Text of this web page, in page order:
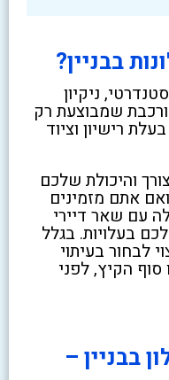
בבניין?
ניקיון
שמבוצעת רק
רישיון וציוד
והיכולת שלכם
אתם מזמינים
עם שאר דיירי
בעלויות. בגלל
לבחור בעיתוי
הקיץ, לפני
בבניין –